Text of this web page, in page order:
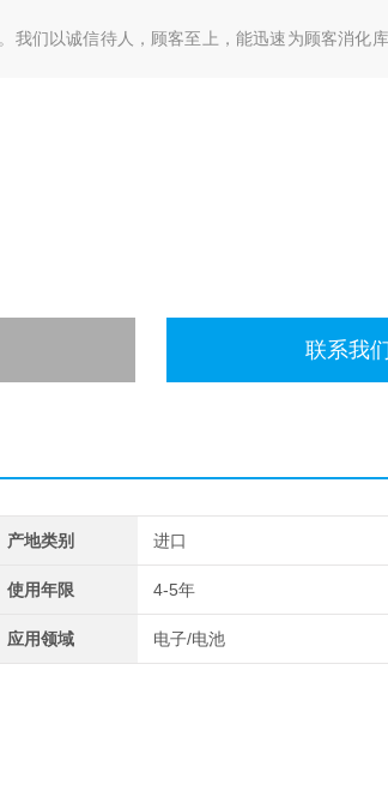
我们以诚信待人，顾客至上，能迅速为顾客消化
盖全国各个地区，我们交易灵活便捷，现款支付，
用表、网络分析仪、频谱分析仪、CMW500测试机
联系我们
产地类别 进口
使用年限 4-5年
应用领域 电子/电池